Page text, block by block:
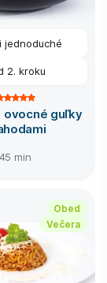
jednoduché
2. kroku
ovocné guľky
45 min
Obed
Večera